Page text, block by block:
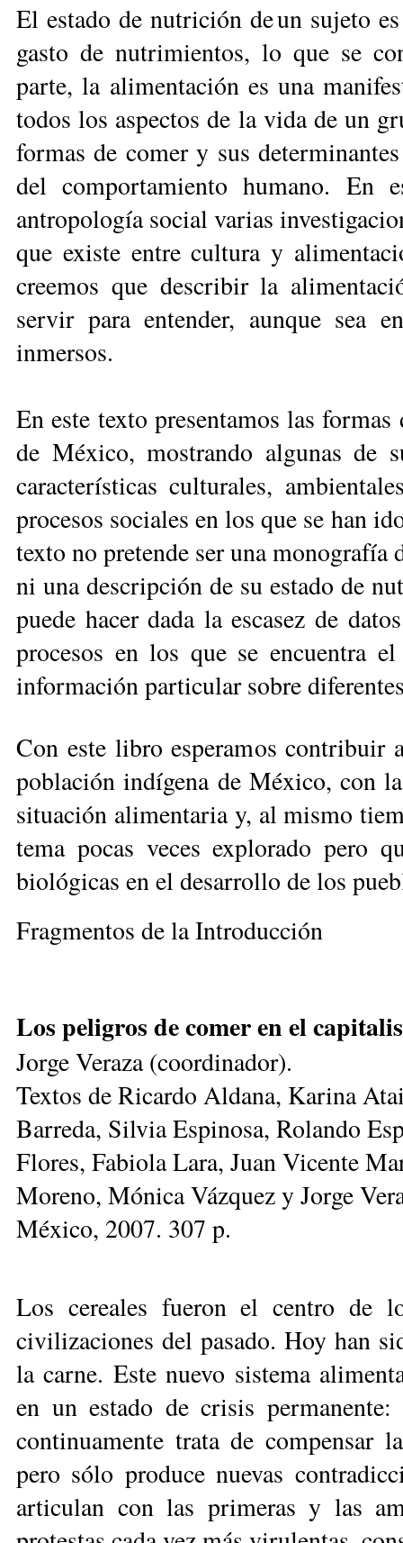
El estado de nutrición de un sujeto
gasto de nutrimientos, lo que se
parte, la alimentación es una
todos los aspectos de la vida de un
formas de comer y sus
del comportamiento humano. En
antropología social varias
que existe entre cultura y
creemos que describir la
servir para entender, aunque sea
inmersos.
En este texto presentamos las
de México, mostrando algunas de
características culturales,
procesos sociales en los que se han
texto no pretende ser una
ni una descripción de su estado de
puede hacer dada la escasez de
procesos en los que se encuentra
información particular sobre
Con este libro esperamos contribuir
población indígena de México, con
situación alimentaria y, al mismo
tema pocas veces explorado pero
biológicas en el desarrollo de los
Fragmentos de la Introducción
Los peligros de comer en el
Jorge Veraza (coordinador).
Textos de Ricardo Aldana, Karina
Barreda, Silvia Espinosa, Rolando
Flores, Fabiola Lara, Juan Vicente
Moreno, Mónica Vázquez y Jorge
México, 2007. 307 p.
Los cereales fueron el centro de
civilizaciones del pasado. Hoy han
la carne. Este nuevo sistema
en un estado de crisis
continuamente trata de compensar
pero sólo produce nuevas
articulan con las primeras y las